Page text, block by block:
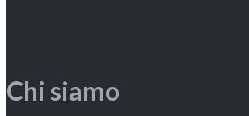
Chi siamo